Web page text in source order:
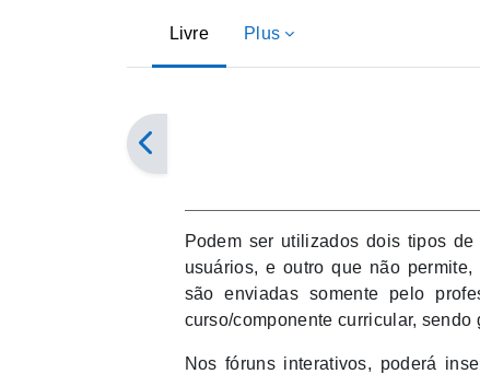
Livre Plus
Podem ser utilizados dois tipos
usuários, e outro que não
são enviadas somente pelo
curso/componente curricular,
Nos fóruns interativos, poderá